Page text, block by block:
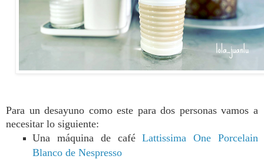
Para un desayuno como este para dos personas vamos a
necesitar lo siguiente:
Una máquina de caféLattissima One Porcelain
Blanco de Nespresso